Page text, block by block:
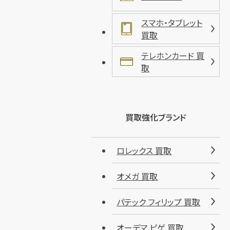
スマホ・タブレット
買取
テレホンカード 買
取
買取強化ブランド
ロレックス 買取
オメガ 買取
パテック フィリップ 買取
オーデマ ピゲ 買取